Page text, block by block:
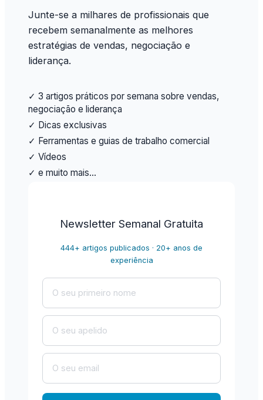
Junte-se a milhares de profissionais que
recebem semanalmente as melhores
estratégias de vendas, negociação e
liderança.
✓ 3 artigos práticos por semana sobre vendas,
negociação e liderança
✓ Dicas exclusivas
✓ Ferramentas e guias de trabalho comercial
✓ Vídeos
✓ e muito mais…
Newsletter Semanal Gratuita
444+ artigos publicados · 20+ anos de
experiência